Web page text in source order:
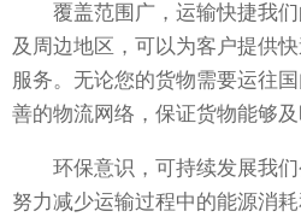
覆盖范围广，运输快捷我们
及周边地区，可以为客户提供
服务。无论您的货物需要运往
善的物流网络，保证货物能够
环保意识，可持续发展我们
努力减少运输过程中的能源消